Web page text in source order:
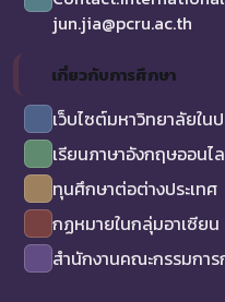
jun.jia@pcru.ac.th
เกี่ยวกับการศึกษา
เว็บไซต์มหาวิทยาลัยในป
เรียนภาษาอังกฤษออนไ
ทุนศึกษาต่อต่างประเทศ
กฏหมายในกลุ่มอาเซียน
สำนักงานคณะกรรมกา